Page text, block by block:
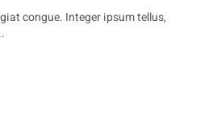
congue. Integer ipsum tellus,